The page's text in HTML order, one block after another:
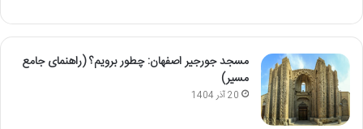
مسجد جورجیر اصفهان: چطور برویم؟ (راهنمای جامع
مسیر)
20 آذر 1404